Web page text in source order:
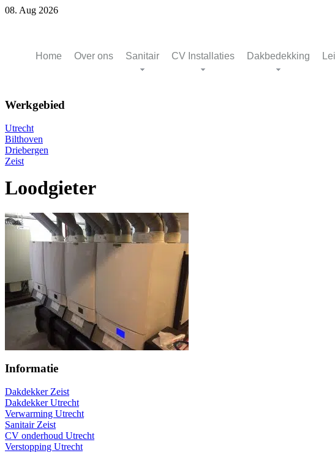
08. Aug 2026
Home Over ons Sanitair CV Installaties Dakbedekking
Werkgebied
Utrecht
Bilthoven
Driebergen
Zeist
Loodgieter
Informatie
Dakdekker Zeist
Dakdekker Utrecht
Verwarming Utrecht
Sanitair Zeist
CV onderhoud Utrecht
Verstopping Utrecht